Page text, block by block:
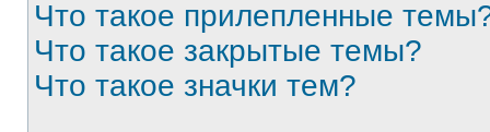
Что такое прилепленные
Что такое закрытые темы?
Что такое значки тем?